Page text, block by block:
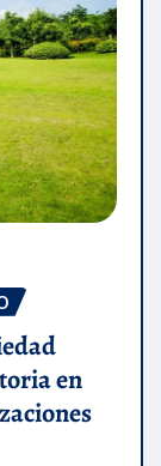
en